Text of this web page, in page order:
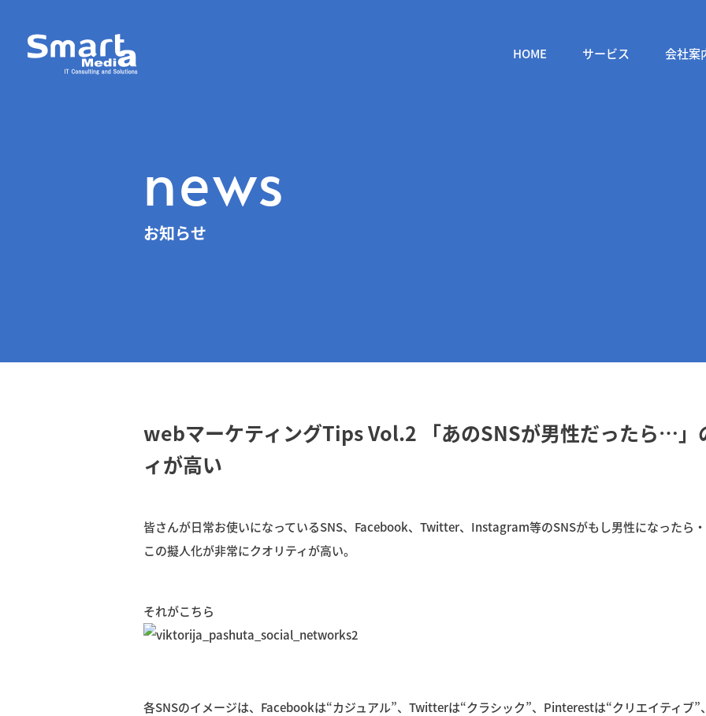
HOME サービス 会社案
news
お知らせ
webマーケティングTips Vol.2 「あのSNSが男性だったら…」
ィが高い
皆さんが日常お使いになっているSNS、Facebook、Twitter、Instagram等のSNSがもし男性になったら・
この擬人化が非常にクオリティが高い。
それがこちら
各SNSのイメージは、Facebookは“カジュアル”、Twitterは“クラシック”、Pinterestは“クリエイティブ